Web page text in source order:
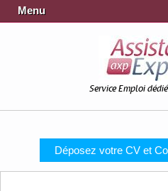
Menu
Service Emploi
Déposez votre CV et